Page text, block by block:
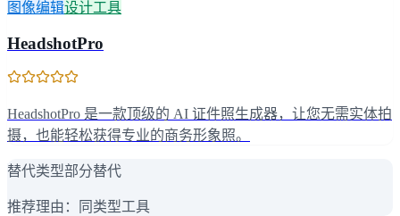
图像编辑设计工具
HeadshotPro
HeadshotPro 是一款顶级的 AI 证件照生成器，让您无需实体拍
摄，也能轻松获得专业的商务形象照。
替代类型部分替代
推荐理由： 同类型工具